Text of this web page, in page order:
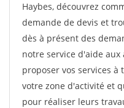
Haybes, découvrez
demande de devis et
dès à présent des
notre service d'aide
proposer vos services
votre zone d'activité et
pour réaliser leurs